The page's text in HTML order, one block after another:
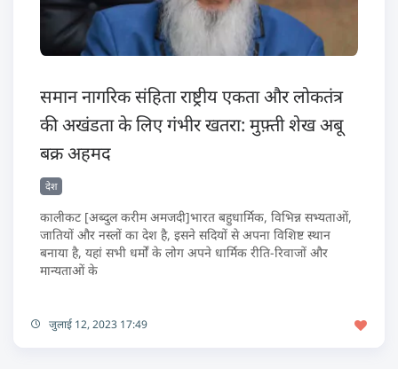
समान नागरिक संहिता राष्ट्रीय एकता और लोकतंत्र
की अखंडता के लिए गंभीर खतरा: मुफ़्ती शेख अबू
बक्र अहमद
देश
कालीकट [अब्दुल करीम अमजदी]भारत बहुधार्मिक, विभिन्न सभ्यताओं,
जातियों और नस्लों का देश है, इसने सदियों से अपना विशिष्ट स्थान
बनाया है, यहां सभी धर्मों के लोग अपने धार्मिक रीति-रिवाजों और
मान्यताओं के
जुलाई 12, 2023 17:49